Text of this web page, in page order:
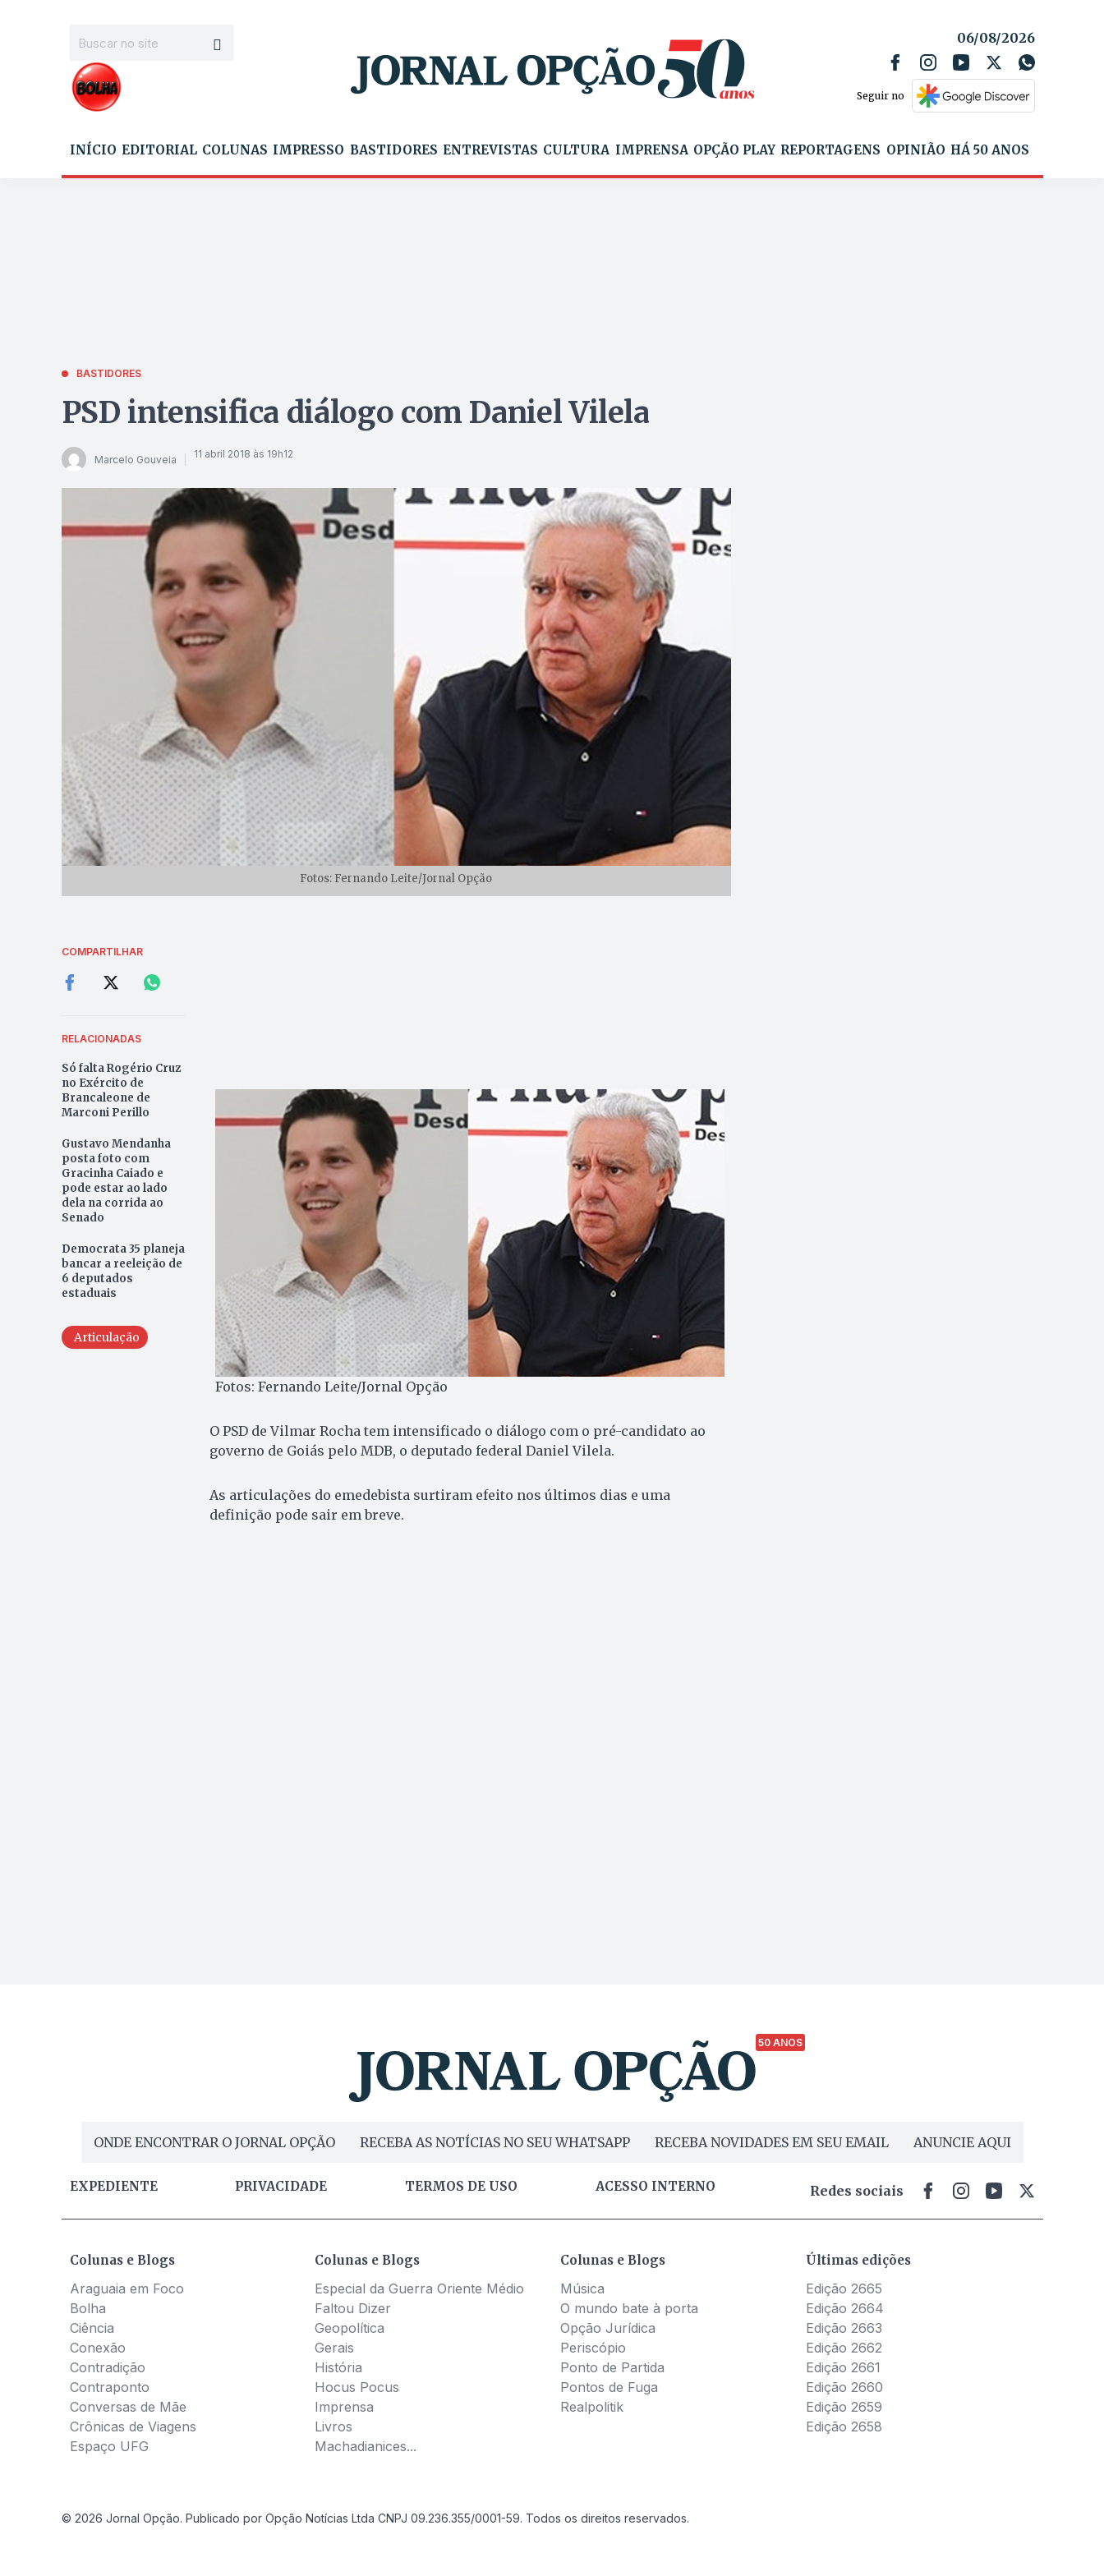
06/08/2026
Seguir no
INÍCIO EDITORIAL COLUNAS IMPRESSO BASTIDORES ENTREVISTAS CULTURA IMPRENSA OPÇÃO PLAY REPORTAGENS OPINIÃO HÁ 50 ANOS
BASTIDORES
PSD intensifica diálogo com Daniel Vilela
Marcelo Gouveia 11 abril 2018 às 19h12
Fotos: Fernando Leite/Jornal Opção
COMPARTILHAR
RELACIONADAS
Só falta Rogério Cruz
no Exército de
Brancaleone de
Marconi Perillo
Gustavo Mendanha
posta foto com
Gracinha Caiado e
pode estar ao lado
dela na corrida ao
Senado
Democrata 35 planeja
bancar a reeleição de
6 deputados
estaduais
Articulação
Fotos: Fernando Leite/Jornal Opção
O PSD de Vilmar Rocha tem intensificado o diálogo com o pré-candidato ao
governo de Goiás pelo MDB, o deputado federal Daniel Vilela.
As articulações do emedebista surtiram efeito nos últimos dias e uma
definição pode sair em breve.
50 ANOS
ONDE ENCONTRAR O JORNAL OPÇÃO RECEBA AS NOTÍCIAS NO SEU WHATSAPP RECEBA NOVIDADES EM SEU EMAIL ANUNCIE AQUI
EXPEDIENTE PRIVACIDADE TERMOS DE USO ACESSO INTERNO Redes sociais
Colunas e Blogs
Araguaia em Foco
Bolha
Ciência
Conexão
Contradição
Contraponto
Conversas de Mãe
Crônicas de Viagens
Espaço UFG
Colunas e Blogs
Especial da Guerra Oriente Médio
Faltou Dizer
Geopolítica
Gerais
História
Hocus Pocus
Imprensa
Livros
Machadianices...
Colunas e Blogs
Música
O mundo bate à porta
Opção Jurídica
Periscópio
Ponto de Partida
Pontos de Fuga
Realpolitik
Últimas edições
Edição 2665
Edição 2664
Edição 2663
Edição 2662
Edição 2661
Edição 2660
Edição 2659
Edição 2658
© 2026 Jornal Opção. Publicado por Opção Notícias Ltda CNPJ 09.236.355/0001-59. Todos os direitos reservados.